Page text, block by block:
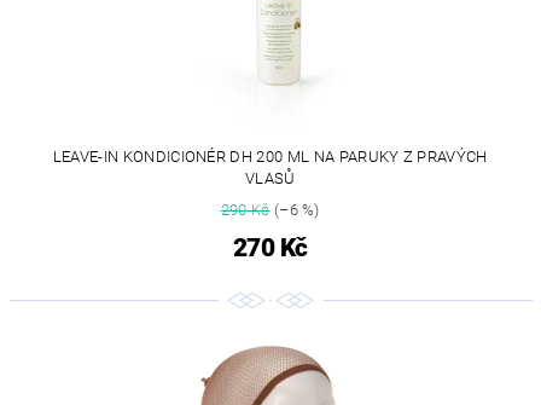
LEAVE-IN KONDICIONÉR DH 200 ML NA PARUKY Z PRAVÝCH
VLASŮ
290 Kč(–6 %)
270 Kč